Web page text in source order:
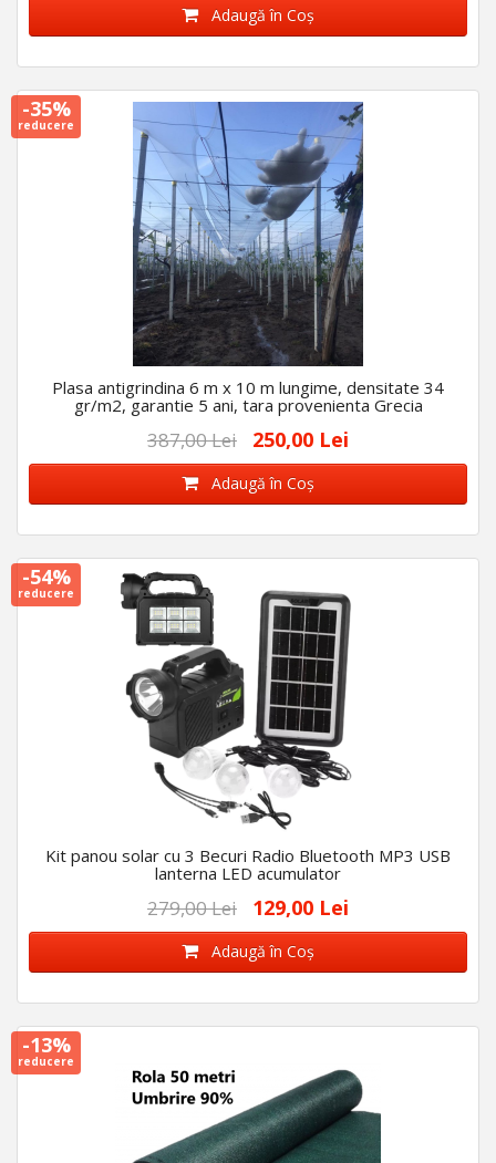
Adaugă în Coş
-35%
reducere
Plasa antigrindina 6 m x 10 m lungime, densitate 34
gr/m2, garantie 5 ani, tara provenienta Grecia
387,00 Lei 250,00 Lei
Adaugă în Coş
-54%
reducere
Kit panou solar cu 3 Becuri Radio Bluetooth MP3 USB
lanterna LED acumulator
279,00 Lei 129,00 Lei
Adaugă în Coş
-13%
reducere